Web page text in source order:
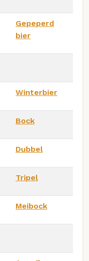
Gepeperd
bier
Winterbier
Bock
Dubbel
Tripel
Meibock